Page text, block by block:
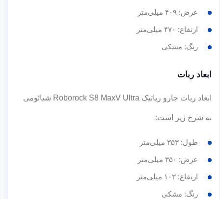
عرض: ۴۰۹ میلی‌متر
ارتفاع: ۴۷۰ میلی‌متر
رنگ: مشکی
ابعاد ربات
ابعاد ربات جارو رباتیک Roborock S8 MaxV Ultra شیائومی
به شرح زیر است:
طول: ۳۵۳ میلی‌متر
عرض: ۳۵۰ میلی‌متر
ارتفاع: ۱۰۳ میلی‌متر
رنگ: مشکی